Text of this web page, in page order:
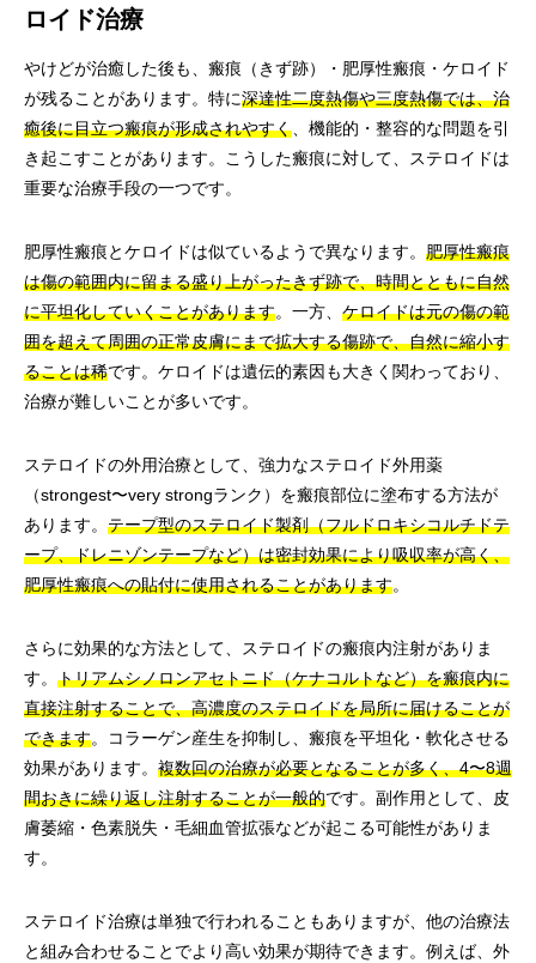
ロイド治療
やけどが治癒した後も、瘢痕（きず跡）・肥厚性瘢痕・ケロイド
が残ることがあります。特に深達性二度熱傷や三度熱傷では、治
癒後に目立つ瘢痕が形成されやすく 、機能的・整容的な問題を引
き起こすことがあります。こうした瘢痕に対して、ステロイドは
重要な治療手段の一つです。
肥厚性瘢痕とケロイドは似ているようで異なります。 肥厚性瘢痕
は傷の範囲内に留まる盛り上がったきず跡で、時間とともに自然
に平坦化していくことがあります。一方、 ケロイドは元の傷の範
囲を超えて周囲の正常皮膚にまで拡大する傷跡で、自然に縮小す
ることは稀です。ケロイドは遺伝的素因も大きく関わっており、
治療が難しいことが多いです。
ステロイドの外用治療として、強力なステロイド外用薬
（strongest〜very strongランク）を瘢痕部位に塗布する方法が
あります。 テープ型のステロイド製剤（フルドロキシコルチドテ
ープ、ドレニゾンテープなど）は密封効果により吸収率が高く、
肥厚性瘢痕への貼付に使用されることがあります。
さらに効果的な方法として、ステロイドの瘢痕内注射がありま
す。 トリアムシノロンアセトニド（ケナコルトなど）を瘢痕内に
直接注射することで、高濃度のステロイドを局所に届けることが
できます。コラーゲン産生を抑制し、瘢痕を平坦化・軟化させる
効果があります。 複数回の治療が必要となることが多く、4〜8週
間おきに繰り返し注射することが一般的です。副作用として、皮
膚萎縮・色素脱失・毛細血管拡張などが起こる可能性がありま
す。
ステロイド治療は単独で行われることもありますが、他の治療法
と組み合わせることでより高い効果が期待できます。例えば、外